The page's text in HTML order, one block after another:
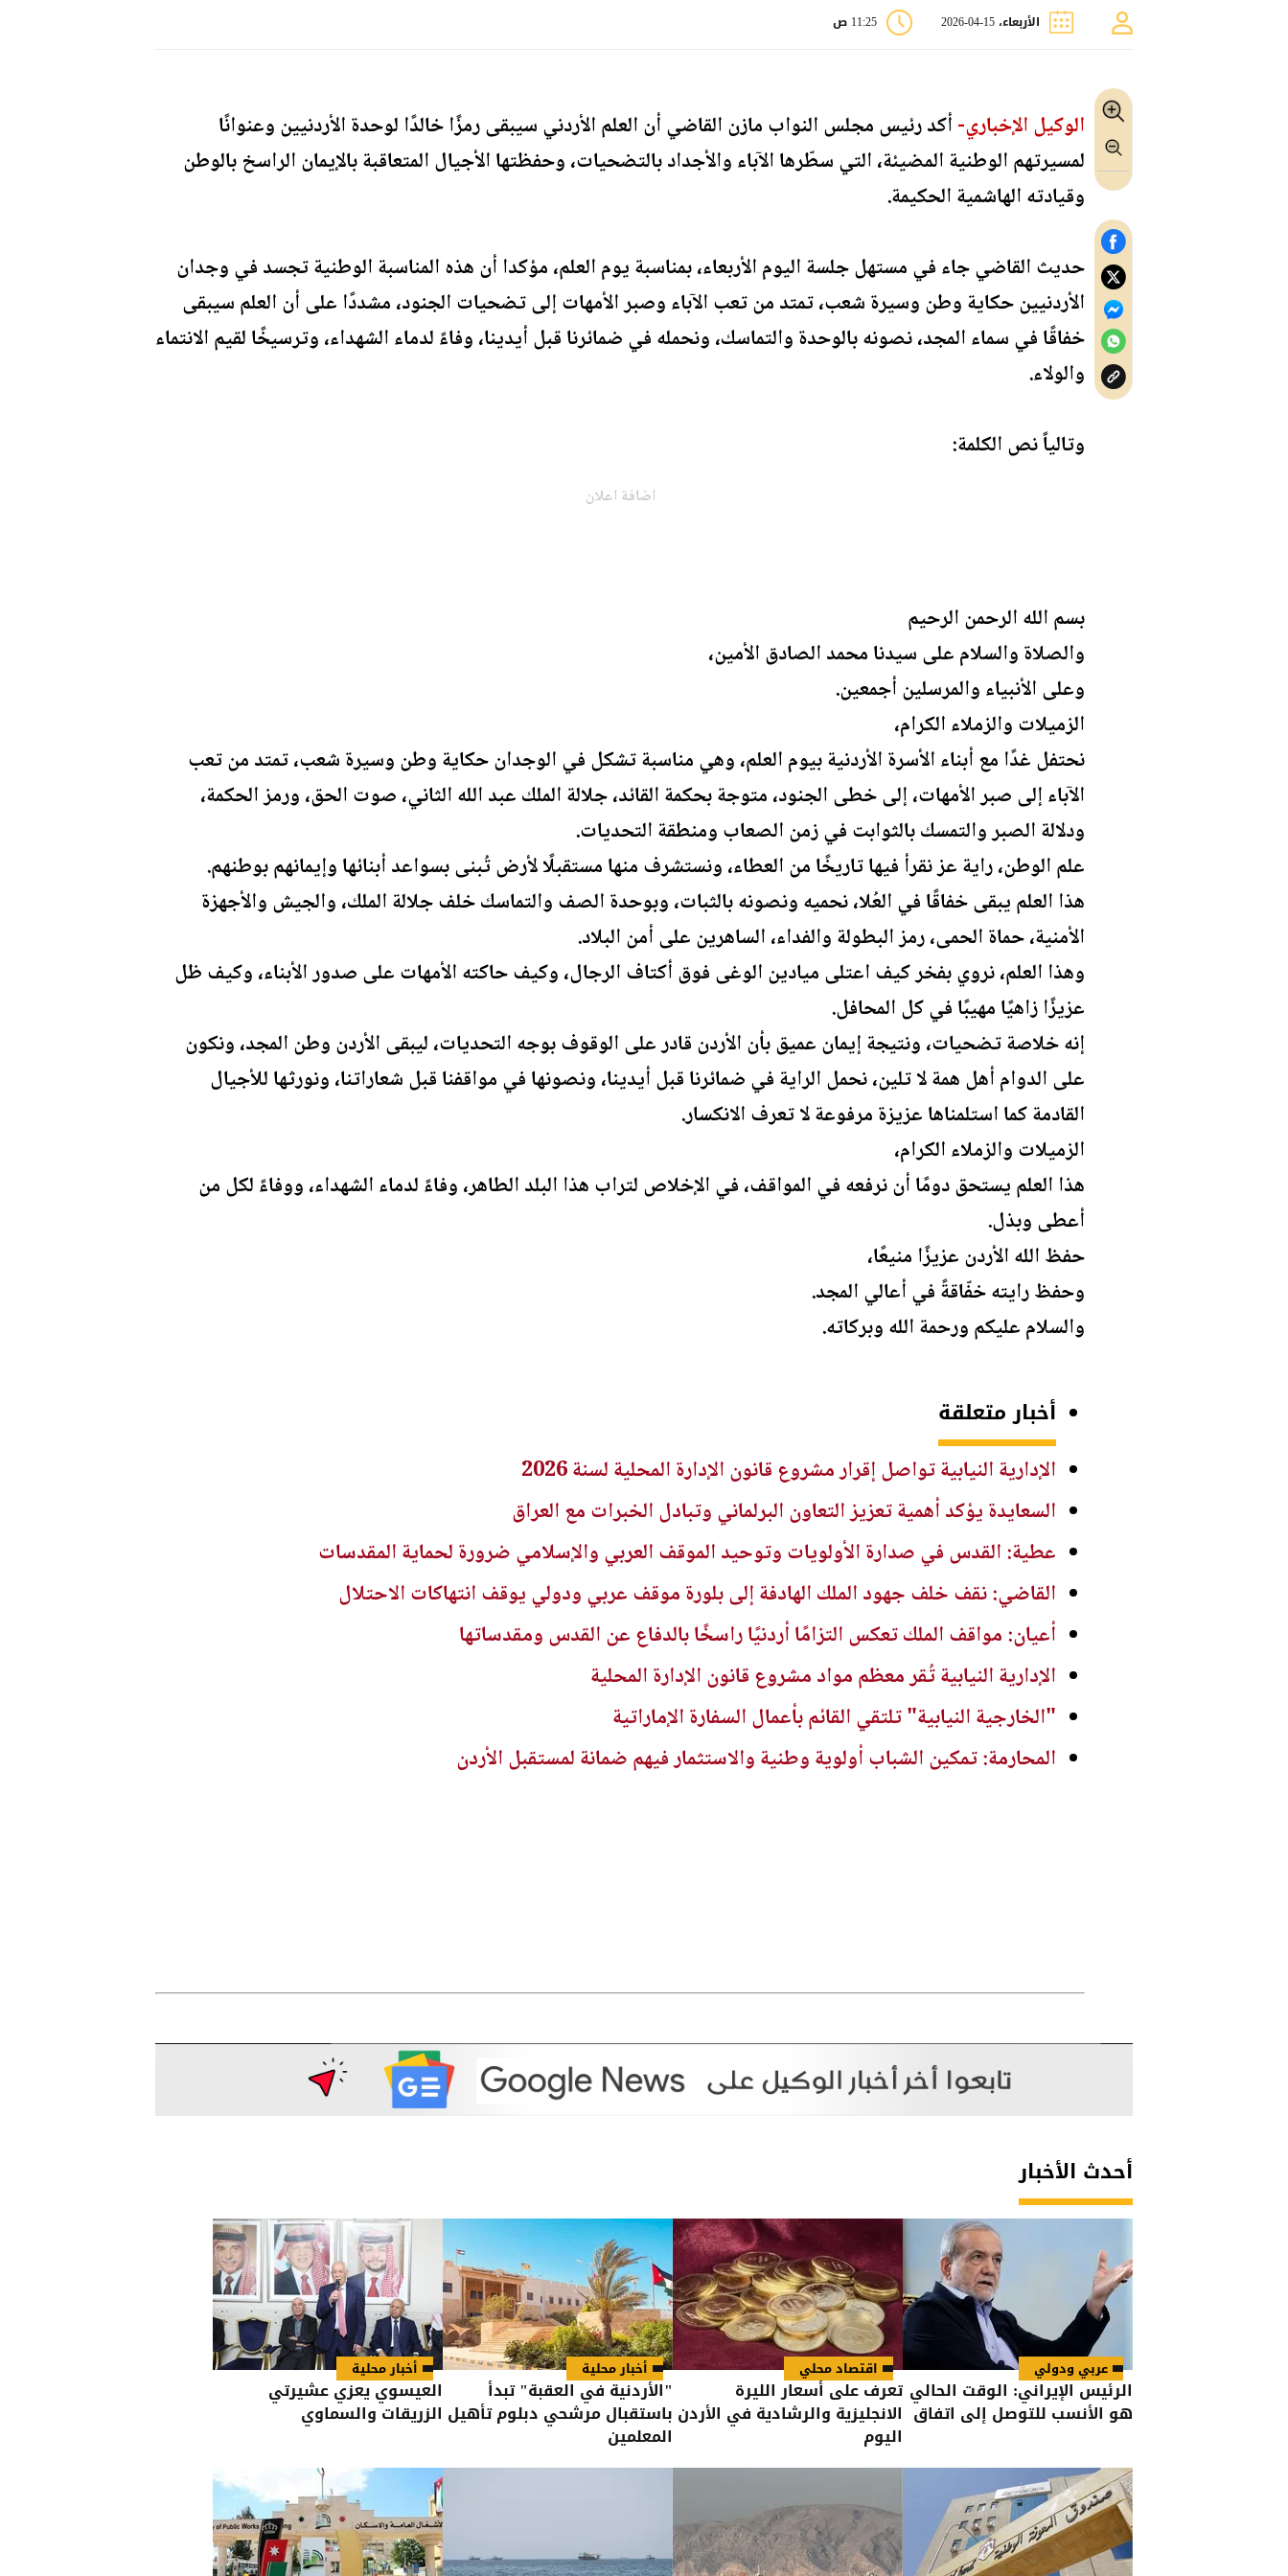
الأربعاء، 15-04-2026 11:25 ص
الوكيل الإخباري-أكد رئيس مجلس النواب مازن القاضي أن العلم الأردني سيبقى رمزًا خالدًا لوحدة الأردنيين وعنوانًا
لمسيرتهم الوطنية المضيئة، التي سطّرها الآباء والأجداد بالتضحيات، وحفظتها الأجيال المتعاقبة بالإيمان الراسخ بالوطن
وقيادته الهاشمية الحكيمة.
حديث القاضي جاء في مستهل جلسة اليوم الأربعاء، بمناسبة يوم العلم، مؤكدا أن هذه المناسبة الوطنية تجسد في وجدان
الأردنيين حكاية وطن وسيرة شعب، تمتد من تعب الآباء وصبر الأمهات إلى تضحيات الجنود، مشددًا على أن العلم سيبقى
خفاقًا في سماء المجد، نصونه بالوحدة والتماسك، ونحمله في ضمائرنا قبل أيدينا، وفاءً لدماء الشهداء، وترسيخًا لقيم الانتماء
والولاء.
وتالياً نص الكلمة:
اضافة اعلان
بسم الله الرحمن الرحيم
والصلاة والسلام على سيدنا محمد الصادق الأمين،
وعلى الأنبياء والمرسلين أجمعين.
الزميلات والزملاء الكرام،
نحتفل غدًا مع أبناء الأسرة الأردنية بيوم العلم، وهي مناسبة تشكل في الوجدان حكاية وطن وسيرة شعب، تمتد من تعب
الآباء إلى صبر الأمهات، إلى خطى الجنود، متوجة بحكمة القائد، جلالة الملك عبد الله الثاني، صوت الحق، ورمز الحكمة،
ودلالة الصبر والتمسك بالثوابت في زمن الصعاب ومنطقة التحديات.
علم الوطن، راية عز نقرأ فيها تاريخًا من العطاء، ونستشرف منها مستقبلًا لأرض تُبنى بسواعد أبنائها وإيمانهم بوطنهم.
هذا العلم يبقى خفاقًا في العُلا، نحميه ونصونه بالثبات، وبوحدة الصف والتماسك خلف جلالة الملك، والجيش والأجهزة
الأمنية، حماة الحمى، رمز البطولة والفداء، الساهرين على أمن البلاد.
وهذا العلم، نروي بفخر كيف اعتلى ميادين الوغى فوق أكتاف الرجال، وكيف حاكته الأمهات على صدور الأبناء، وكيف ظل
عزيزًا زاهيًا مهيبًا في كل المحافل.
إنه خلاصة تضحيات، ونتيجة إيمان عميق بأن الأردن قادر على الوقوف بوجه التحديات، ليبقى الأردن وطن المجد، ونكون
على الدوام أهل همة لا تلين، نحمل الراية في ضمائرنا قبل أيدينا، ونصونها في مواقفنا قبل شعاراتنا، ونورثها للأجيال
القادمة كما استلمناها عزيزة مرفوعة لا تعرف الانكسار.
الزميلات والزملاء الكرام،
هذا العلم يستحق دومًا أن نرفعه في المواقف، في الإخلاص لتراب هذا البلد الطاهر، وفاءً لدماء الشهداء، ووفاءً لكل من
أعطى وبذل.
حفظ الله الأردن عزيزًا منيعًا،
وحفظ رايته خفّاقةً في أعالي المجد.
والسلام عليكم ورحمة الله وبركاته.
أخبار متعلقة
الإدارية النيابية تواصل إقرار مشروع قانون الإدارة المحلية لسنة 2026
السعايدة يؤكد أهمية تعزيز التعاون البرلماني وتبادل الخبرات مع العراق
عطية: القدس في صدارة الأولويات وتوحيد الموقف العربي والإسلامي ضرورة لحماية المقدسات
القاضي: نقف خلف جهود الملك الهادفة إلى بلورة موقف عربي ودولي يوقف انتهاكات الاحتلال
أعيان: مواقف الملك تعكس التزامًا أردنيًا راسخًا بالدفاع عن القدس ومقدساتها
الإدارية النيابية تُقر معظم مواد مشروع قانون الإدارة المحلية
"الخارجية النيابية" تلتقي القائم بأعمال السفارة الإماراتية
المحارمة: تمكين الشباب أولوية وطنية والاستثمار فيهم ضمانة لمستقبل الأردن
أحدث الأخبار
عربي ودولي
الرئيس الإيراني: الوقت الحالي
هو الأنسب للتوصل إلى اتفاق
اقتصاد محلي
تعرف على أسعار الليرة
الانجليزية والرشادية في الأردن
اليوم
أخبار محلية
"الأردنية في العقبة" تبدأ
باستقبال مرشحي دبلوم تأهيل
المعلمين
أخبار محلية
العيسوي يعزي عشيرتي
الزريقات والسماوي